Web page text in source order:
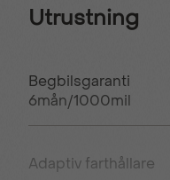
Utrustning
Begbilsgaranti
6mån/1000mil
Adaptiv farthållare